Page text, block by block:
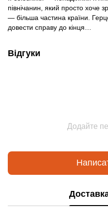
північанин, який просто хоче
— більша частина країни.
довести справу до кінця…
Відгуки
Додайте